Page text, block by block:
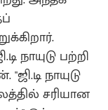
நாயுடு பற்றி
நாயுடு
சரியான